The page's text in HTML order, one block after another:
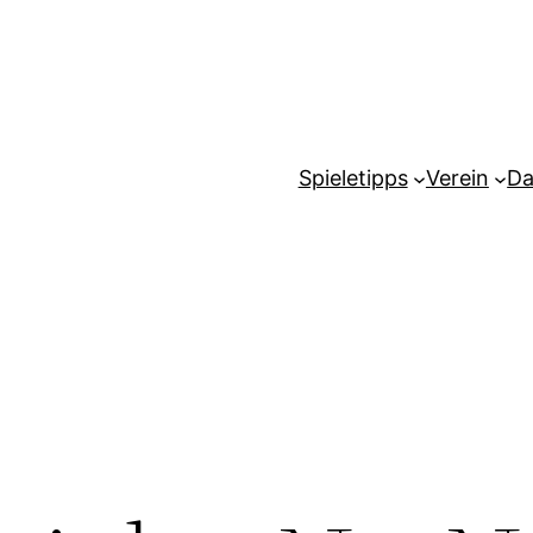
Spieletipps Verein